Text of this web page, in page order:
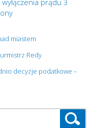
prądu 3
miastem
Redy
decyzje podatkowe –